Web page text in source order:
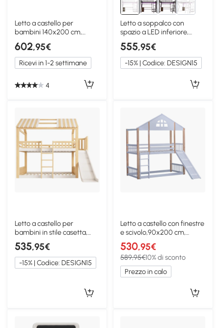
Letto a castello per
bambini 140x200 cm,
Bianco
602,95€
Ricevi in 1-2 settimane
4
Letto a soppalco con
spazio a LED inferiore,
Bianco
555,95€
-15% | Codice: DESIGN15
Letto a castello per
bambini in stile casetta,
Bianco
535,95€
-15% | Codice: DESIGN15
Letto a castello con finestre
e scivolo,90x200 cm,
Bianco
530,95€
589,95€10% di sconto
Prezzo in calo